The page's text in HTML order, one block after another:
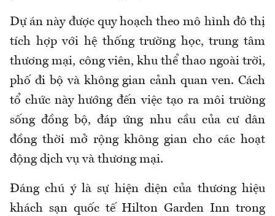
Dự án này được quy hoạch theo mô hình đô thị
tích hợp với hệ thống trường học, trung tâm
thương mại, công viên, khu thể thao ngoài trời,
phố đi bộ và không gian cảnh quan ven. Cách
tổ chức này hướng đến việc tạo ra môi trường
sống đồng bộ, đáp ứng nhu cầu của cư dân
đồng thời mở rộng không gian cho các hoạt
động dịch vụ và thương mại.
Đáng chú ý là sự hiện diện của thương hiệu
khách sạn quốc tế Hilton Garden Inn trong